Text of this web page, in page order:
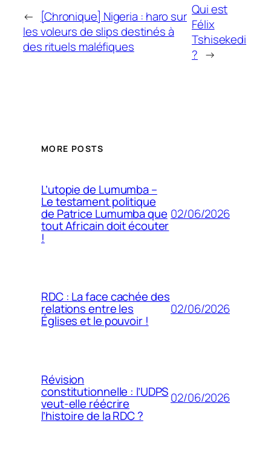
←
[Chronique] Nigeria : haro sur
les voleurs de slips destinés à
des rituels maléfiques
Qui est
Félix
Tshisekedi
? →
MORE POSTS
L’utopie de Lumumba –
Le testament politique
de Patrice Lumumba que
tout Africain doit écouter
!
02/06/2026
RDC : La face cachée des
relations entre les
Églises et le pouvoir !
02/06/2026
Révision
constitutionnelle : l’UDPS
veut-elle réécrire
l’histoire de la RDC ?
02/06/2026